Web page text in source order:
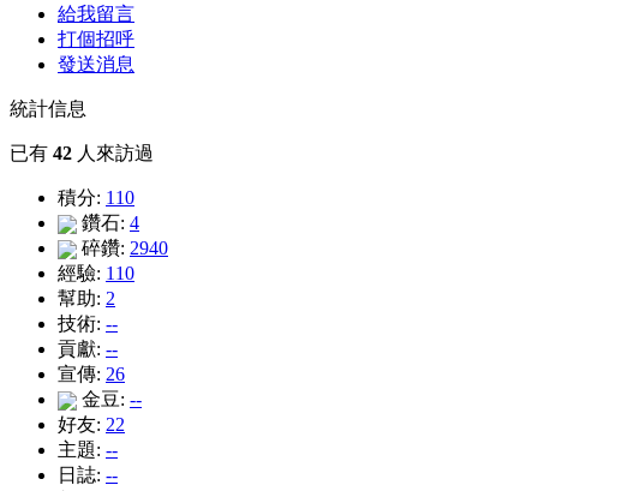
給我留言
打個招呼
發送消息
統計信息
已有 42 人來訪過
積分: 110
鑽石: 4
碎鑽: 2940
經驗: 110
幫助: 2
技術: --
貢獻: --
宣傳: 26
金豆: --
好友: 22
主題: --
日誌: --